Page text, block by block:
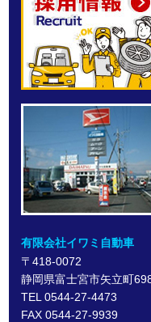
有限会社イワミ自動車
〒418-0072
静岡県富士宮市矢立町
TEL 0544-27-4473
FAX 0544-27-9939